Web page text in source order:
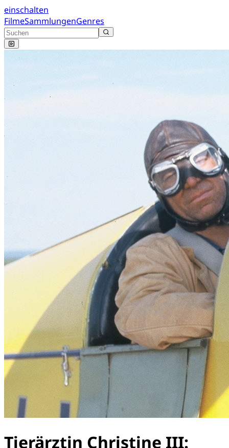
einschalten
FilmeSammlungenGenres
Tierärztin Christine III: